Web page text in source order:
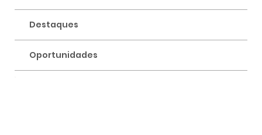
Destaques
Oportunidades